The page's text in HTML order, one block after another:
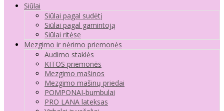
Siūlai
Siūlai pagal sudėtį
Siūlai pagal gamintoją
Siūlai ritėse
Mezgimo ir nėrimo priemonės
Audimo staklės
KITOS priemonės
Mezgimo mašinos
Mezgimo mašinų priedai
POMPONAI-bumbulai
PRO LANA lateksas